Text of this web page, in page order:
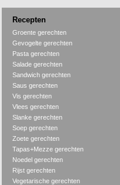
Recepten
Groente gerechten
Gevogelte gerechten
Pasta gerechten
Salade gerechten
Sandwich gerechten
Saus gerechten
Vis gerechten
Vlees gerechten
Slanke gerechten
Soep gerechten
Zoete gerechten
Tapas+Mezze gerechten
Noedel gerechten
Rijst gerechten
Vegetarische gerechten